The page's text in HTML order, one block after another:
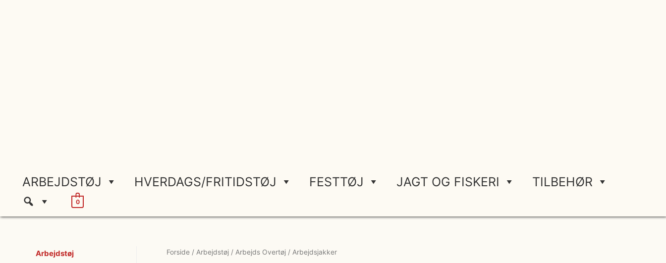
ARBEJDSTØJ HVERDAGS/FRITIDSTØJ FESTTØJ JAGT OG FISKERI TILBEHØR
0
Arbejdstøj
Forside / Arbejdstøj / Arbejds Overtøj / Arbejdsjakker